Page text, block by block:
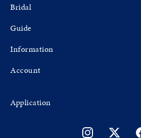
Bridal
Guide
Information
Account
Application